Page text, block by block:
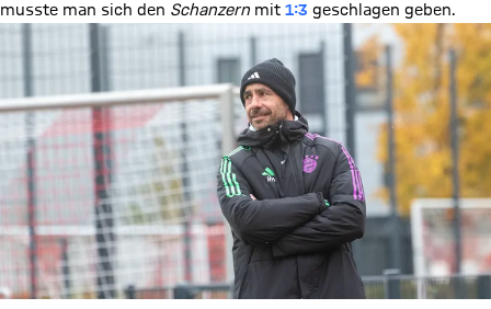
musste man sich den Schanzern mit 1:3 geschlagen geben.